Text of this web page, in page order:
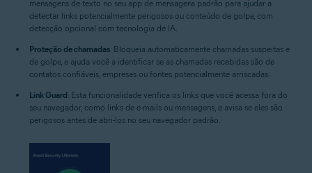
mensagens de texto no seu app de mensagens padrão para ajudar a
detectar links potencialmente perigosos ou conteúdo de golpe, com
detecção opcional com tecnologia de IA.
Proteção de chamadas: Bloqueia automaticamente chamadas suspeitas e
de golpe, e ajuda você a identificar se as chamadas recebidas são de
contatos confiáveis, empresas ou fontes potencialmente arriscadas.
Link Guard: Esta funcionalidade verifica os links que você acessa fora do
seu navegador, como links de e-mails ou mensagens, e avisa se eles são
perigosos antes de abri-los no seu navegador padrão.